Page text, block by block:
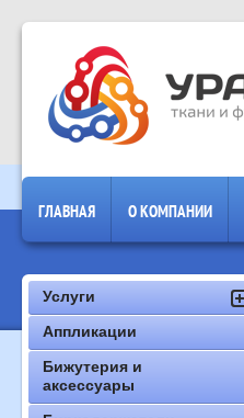
ГЛАВНАЯ О КОМПАНИИ
Услуги
Аппликации
Бижутерия и
аксессуары